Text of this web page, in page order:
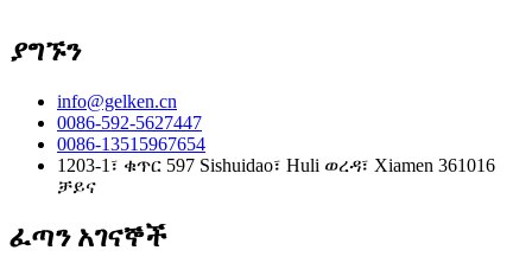
ያግኙን
info@gelken.cn
0086-592-5627447
0086-13515967654
1203-1፣ ቁጥር 597 Sishuidao፣ Huli ወረዳ፣ Xiamen 361016
ቻይና
ፈጣን አገናኞች